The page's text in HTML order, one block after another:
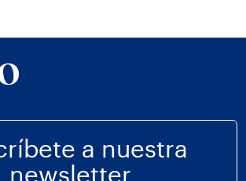
a nuestra
newsletter